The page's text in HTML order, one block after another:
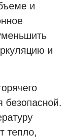
и
и
безопасной.
тепло,